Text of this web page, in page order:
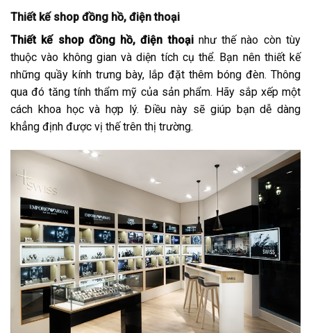
Thiết kế shop đồng hồ, điện thoại
Thiết kế shop đồng hồ, điện thoạinhư thế nào còn tùy
thuộc vào không gian và diện tích cụ thể. Bạn nên thiết kế
những quầy kính trưng bày, lắp đặt thêm bóng đèn. Thông
qua đó tăng tính thẩm mỹ của sản phẩm. Hãy sắp xếp một
cách khoa học và hợp lý. Điều này sẽ giúp bạn dễ dàng
khẳng định được vị thế trên thị trường.